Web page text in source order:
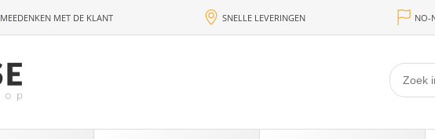
MEEDENKEN MET DE KLANT SNELLE LEVERINGEN NO-